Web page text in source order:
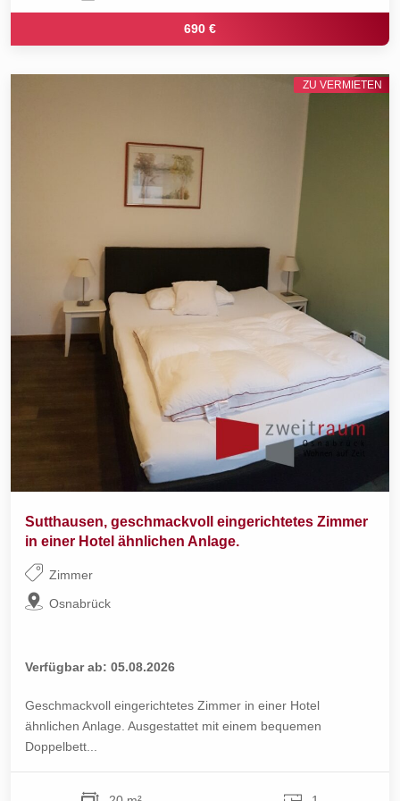
690 €
Sutthausen, geschmackvoll eingerichtetes Zimmer
in einer Hotel ähnlichen Anlage.
Zimmer
Osnabrück
Verfügbar ab: 05.08.2026
Geschmackvoll eingerichtetes Zimmer in einer Hotel
ähnlichen Anlage. Ausgestattet mit einem bequemen
Doppelbett...
ZU VERMIETEN